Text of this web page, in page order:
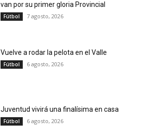
van por su primer gloria Provincial
Fútbol 7 agosto, 2026
Vuelve a rodar la pelota en el Valle
Fútbol 6 agosto, 2026
Juventud vivirá una finalísima en casa
Fútbol 6 agosto, 2026